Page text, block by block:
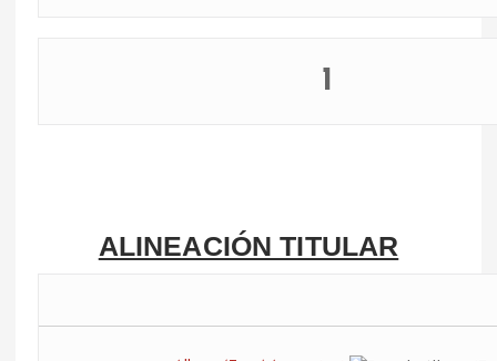
1
ALINEACIÓN TITULAR